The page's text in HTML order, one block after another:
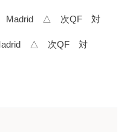
Madrid △ 次QF 対
△ 次QF 対